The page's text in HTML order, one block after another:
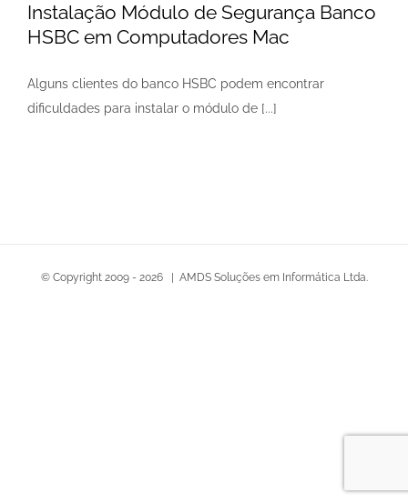
Instalação Módulo de Segurança Banco
HSBC em Computadores Mac
Alguns clientes do banco HSBC podem encontrar
dificuldades para instalar o módulo de [...]
© Copyright 2009 - 2026 | AMDS Soluções em Informática Ltda.